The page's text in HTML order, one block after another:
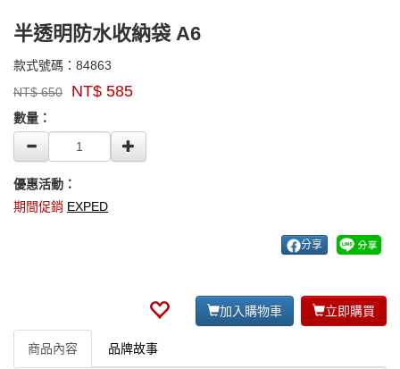
半透明防水收納袋 A6
款式號碼： 84863
牌：
EXPED
NT$650 NT$ 585
GOODS000000000000005457602
數量：
優惠活動：
期間促銷 EXPED
分享
加入購物車 立即購買
商品內容 品牌故事